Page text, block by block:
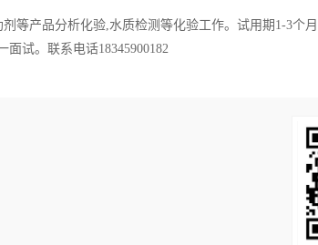
等产品分析化验,水质检测等化验工作。试用期1-3个
面试。联系电话18345900182